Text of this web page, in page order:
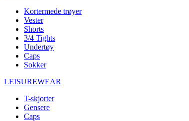
Kortermede trøyer
Vester
Shorts
3/4 Tights
Undertøy
Caps
Sokker
LEISUREWEAR
T-skjorter
Gensere
Caps